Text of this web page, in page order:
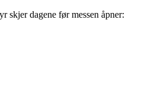
skjer dagene før messen åpner: